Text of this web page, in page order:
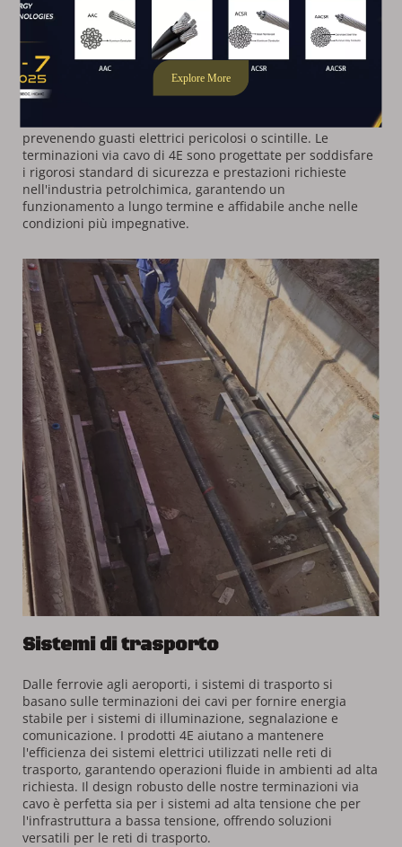
Industria petrolchimica
L'industria petrolchimica opera in ambienti pericolosi in
cui la sicurezza è fondamentale. Le terminazioni del cavo
vengono utilizzate per collegare i cavi ad apparecchiature
prevenendo guasti elettrici pericolosi o scintille. Le
terminazioni via cavo di 4E sono progettate per soddisfare
i rigorosi standard di sicurezza e prestazioni richieste
nell'industria petrolchimica, garantendo un
funzionamento a lungo termine e affidabile anche nelle
condizioni più impegnative.
Sistemi di trasporto
Dalle ferrovie agli aeroporti, i sistemi di trasporto si
basano sulle terminazioni dei cavi per fornire energia
stabile per i sistemi di illuminazione, segnalazione e
comunicazione. I prodotti 4E aiutano a mantenere
l'efficienza dei sistemi elettrici utilizzati nelle reti di
trasporto, garantendo operazioni fluide in ambienti ad alta
richiesta. Il design robusto delle nostre terminazioni via
cavo è perfetta sia per i sistemi ad alta tensione che per
l'infrastruttura a bassa tensione, offrendo soluzioni
versatili per le reti di trasporto.